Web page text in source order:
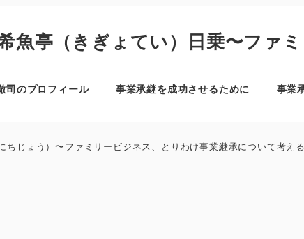
魚亭（きぎょてい）日乗〜ファ
司のプロフィール 事業承継を成功させるために 事業
ちじょう）〜ファミリービジネス、とりわけ事業継承について考え